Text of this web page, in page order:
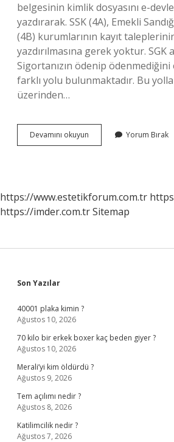
belgesinin kimlik dosyasını e-
yazdırarak. SSK (4A), Emekli
(4B) kurumlarının kayıt
yazdırılmasına gerek yoktur.
Sigortanızın ödenip
farklı yolu bulunmaktadır. Bu
üzerinden…
Devamını okuyun Sigortanın
Çalışıp
Yorum Bırak
https://www.estetikforum.com.tr
https://imder.com.trSitemap
Sidebar
Son Yazılar
40001 plaka kimin ?
Ağustos 10, 2026
70 kilo bir erkek boxer kaç beden giyer ?
Ağustos 10, 2026
Merali’yi kim öldürdü ?
Ağustos 9, 2026
Tem açılımı nedir ?
Ağustos 8, 2026
Katilimcilik nedir ?
Ağustos 7, 2026